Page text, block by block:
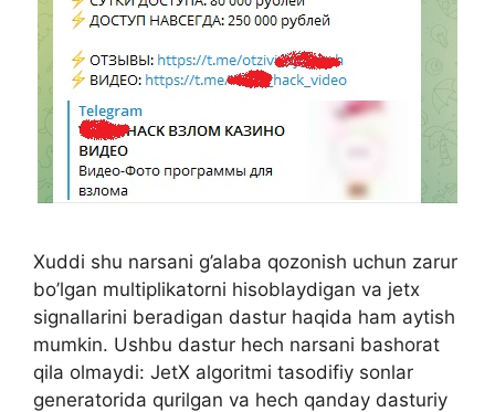
Xuddi shu narsani g’alaba qozonish uchun zarur
bo’lgan multiplikatorni hisoblaydigan va jetx
signallarini beradigan dastur haqida ham aytish
mumkin. Ushbu dastur hech narsani bashorat
qila olmaydi: JetX algoritmi tasodifiy sonlar
generatorida qurilgan va hech qanday dasturiy